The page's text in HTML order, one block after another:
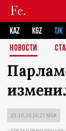
KAZ KGZ TJK
НОВОСТИ
22.10.20 16:27 MSK